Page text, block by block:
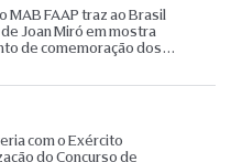
MAB FAAP traz ao Brasil
Joan Miró em mostra
de comemoração dos
com o Exército
do Concurso de